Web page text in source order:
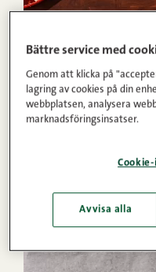
Bättre service med
Genom att klicka på
lagring av cookies på din
webbplatsen, analysera
marknadsföringsinsatser.
Avvisa alla